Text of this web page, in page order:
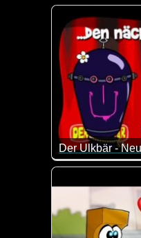
Alle reden über
Was hat sie
Dieses Video
Der Ulkbär -
vom Ulkbären